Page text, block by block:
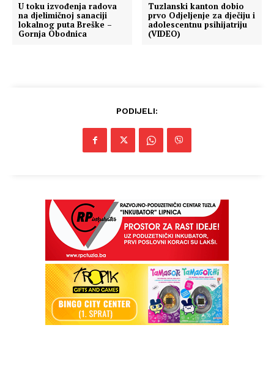
U toku izvođenja radova
na djelimičnoj sanaciji
lokalnog puta Breške –
Gornja Obodnica
Tuzlanski kanton dobio
prvo Odjeljenje za dječiju i
adolescentnu psihijatriju
(VIDEO)
PODIJELI: